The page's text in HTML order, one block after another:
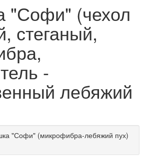
"Софи" (чехол
стеганый,
-
лебяжий
"Софи" (микрофибра-лебяжий пух)